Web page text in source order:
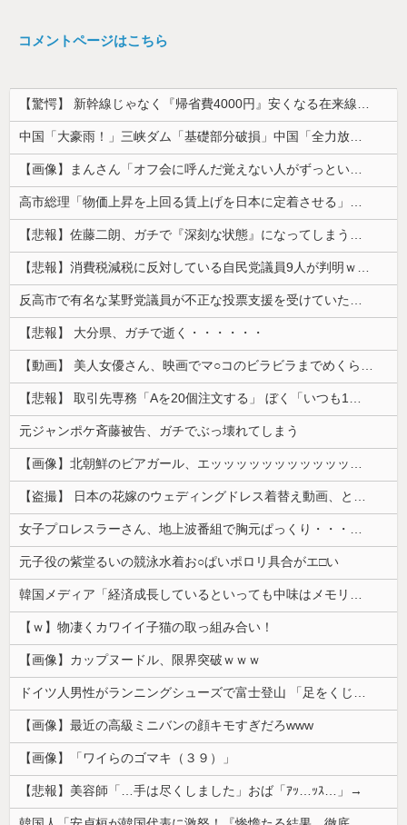
コメントページはこちら
【驚愕】 新幹線じゃなく『帰省費4000円』安くなる在来線で帰省した結果ｗｗｗｗｗ
中国「大豪雨！」三峡ダム「基礎部分破損」中国「全力放流！」台風13号「中国上陸予測」台風15号「中国接近（画像」中国「台風同時上陸！（穀物生産が...
【画像】まんさん「オフ会に呼んだ覚えない人がずっといたので晒すわ」（パシャ）
高市総理「物価上昇を上回る賃上げを日本に定着させる」⇒ 国家公務員月給3.51％増へ
【悲報】佐藤二朗、ガチで『深刻な状態』になってしまう・・・・
【悲報】消費税減税に反対している自民党議員9人が判明ｗｗｗｗｗｗ
反高市で有名な某野党議員が不正な投票支援を受けていた過去が発掘、「説明責任があるのでは？」と揶揄されており……
【悲報】 大分県、ガチで逝く・・・・・・
【動画】 美人女優さん、映画でマ○コのビラビラまでめくらせてしまうｗｗｗｗｗｗ
【悲報】 取引先専務「Aを20個注文する」 ぼく「いつも1～2個しか使わないけど本当に20であってる？」 取専「あってる」→結果『こう』なったんだが...
元ジャンポケ斉藤被告、ガチでぶっ壊れてしまう
【画像】北朝鮮のビアガール、エッッッッッッッッッッッッッッッッッ！
【盗撮】 日本の花嫁のウェディングドレス着替え動画、とんでもない神乳だと海外で話題に
女子プロレスラーさん、地上波番組で胸元ぱっくり・・・（※画像あり）
元子役の紫堂るいの競泳水着お○ぱいポロリ具合がエ□い
韓国メディア「経済成長しているといっても中味はメモリ価格だけ。雇用増加見通しが半減してしまった」……韓国の内需不況は根強い状況っすね
【ｗ】物凄くカワイイ子猫の取っ組み合い！
【画像】カップヌードル、限界突破ｗｗｗ
ドイツ人男性がランニングシューズで富士登山 「足をくじいて動けない」
【画像】最近の高級ミニバンの顔キモすぎだろwww
【画像】「ワイらのゴマキ（３９）」
【悲報】美容師「…手は尽くしました」おば「ｱｯ…ｯｽ…」→